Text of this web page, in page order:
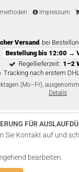
Impressum
Versand bei
Bestellung bis 12:00 →
Regellieferzeit: 1–2
Tracking nach erstem
(Mo–Fr),
Details
FÜR
Sie Kontakt auf und
bearbeiten.